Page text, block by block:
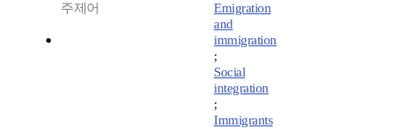
주제어
Emigration
and
immigration
;
Social
integration
;
Immigrants